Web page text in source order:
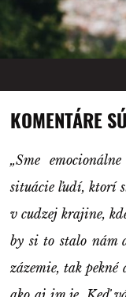
KOMENTÁRE
„Sme
situácie ľudí, ktorí
v cudzej krajine,
by si to stalo nám
zázemie, tak